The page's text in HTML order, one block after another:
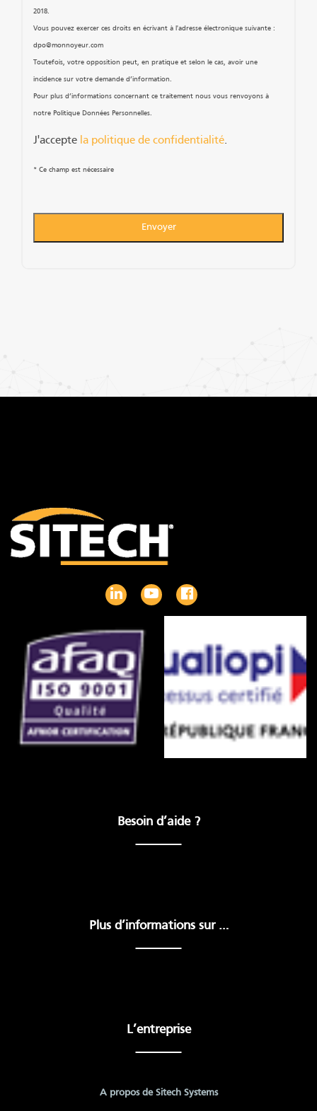
2018.
Vous pouvez exercer ces droits en écrivant à l'adresse électronique suivante :
dpo@monnoyeur.com
Toutefois, votre opposition peut, en pratique et selon le cas, avoir une
incidence sur votre demande d’information.
Pour plus d’informations concernant ce traitement nous vous renvoyons à
notre Politique Données Personnelles.
J'accepte la politique de confidentialité.
* Ce champ est nécessaire
Besoin d’aide ?
Plus d’informations sur …
L’entreprise
A propos de Sitech Systems